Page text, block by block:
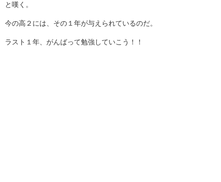
と嘆く。
今の高２には、その１年が与えられているのだ。
ラスト１年、がんばって勉強していこう！！